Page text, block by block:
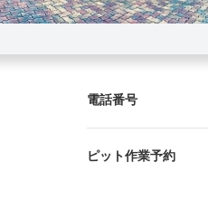
電話番号
ピット作業予約